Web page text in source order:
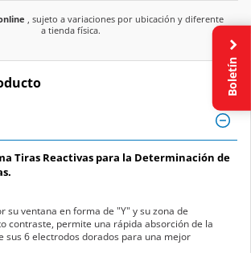
, sujeto a variaciones por ubicación y diferente
a tienda física.
Tiras Reactivas para la Determinación de
su ventana en forma de "Y" y su zona de
contraste, permite una rápida absorción de la
sus 6 electrodos dorados para una mejor
Boletín